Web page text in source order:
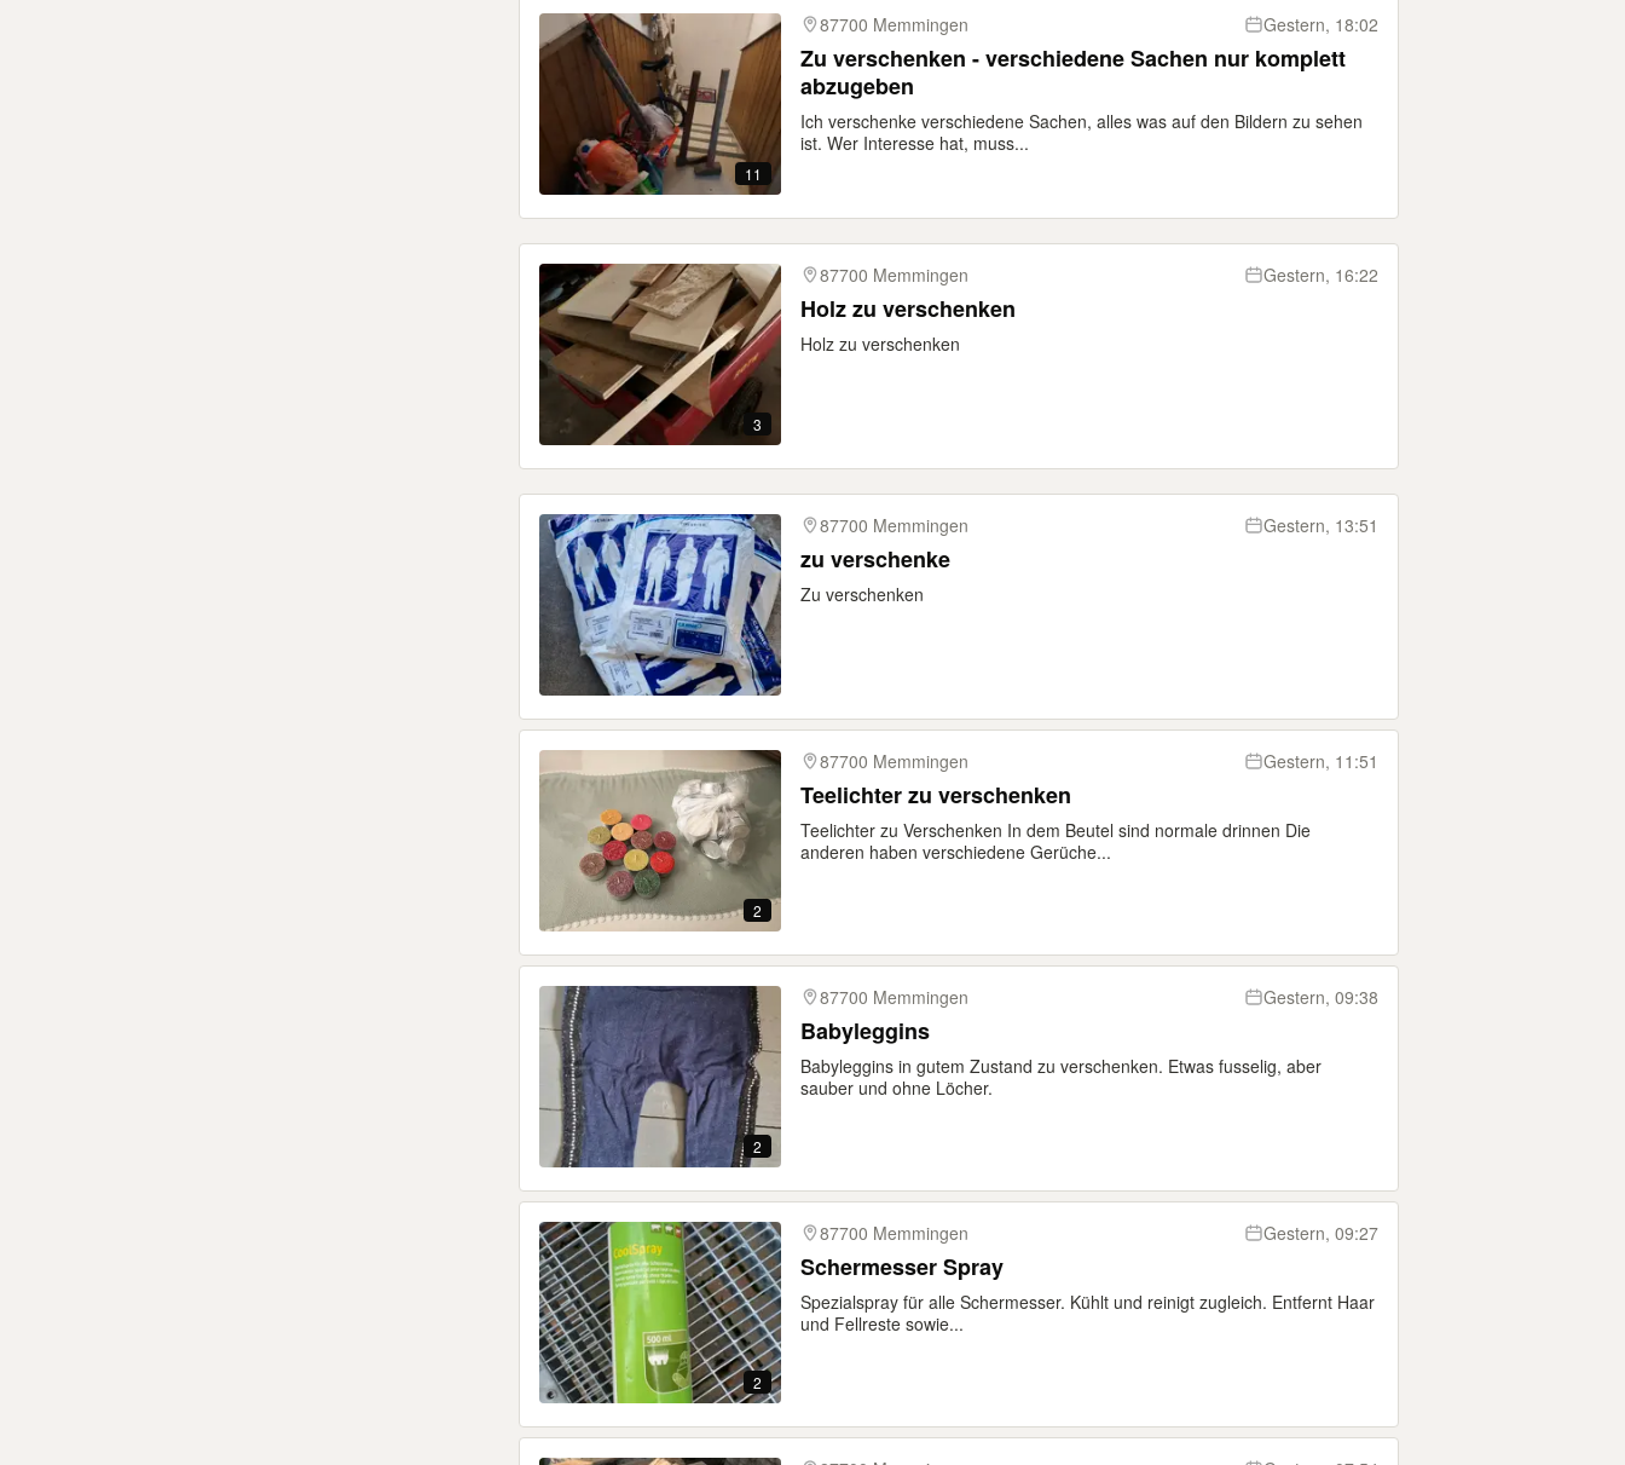
11
87700 Memmingen Gestern, 18:02
Zu verschenken - verschiedene Sachen nur komplett
abzugeben
Ich verschenke verschiedene Sachen, alles was auf den Bildern zu sehen
ist. Wer Interesse hat, muss...
3
87700 Memmingen Gestern, 16:22
Holz zu verschenken
Holz zu verschenken
87700 Memmingen Gestern, 13:51
zu verschenke
Zu verschenken
2
87700 Memmingen Gestern, 11:51
Teelichter zu verschenken
Teelichter zu Verschenken In dem Beutel sind normale drinnen Die
anderen haben verschiedene Gerüche...
2
87700 Memmingen Gestern, 09:38
Babyleggins
Babyleggins in gutem Zustand zu verschenken. Etwas fusselig, aber
sauber und ohne Löcher.
2
87700 Memmingen Gestern, 09:27
Schermesser Spray
Spezialspray für alle Schermesser. Kühlt und reinigt zugleich. Entfernt Haar
und Fellreste sowie...